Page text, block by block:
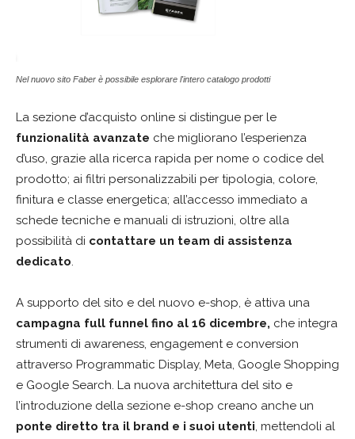
Nel nuovo sito Faber è possibile esplorare l'intero catalogo prodotti
La sezione d’acquisto online si distingue per le
funzionalità avanzate che migliorano l’esperienza
d’uso, grazie alla ricerca rapida per nome o codice del
prodotto; ai filtri personalizzabili per tipologia, colore,
finitura e classe energetica; all’accesso immediato a
schede tecniche e manuali di istruzioni, oltre alla
possibilità di contattare un team di assistenza
dedicato.
A supporto del sito e del nuovo e-shop, è attiva una
campagna full funnel fino al 16 dicembre, che integra
strumenti di awareness, engagement e conversion
attraverso Programmatic Display, Meta, Google Shopping
e Google Search. La nuova architettura del sito e
l’introduzione della sezione e-shop creano anche un
ponte diretto tra il brand e i suoi utenti, mettendoli al